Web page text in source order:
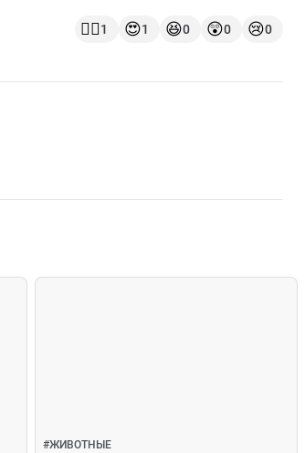
👍🏻1 😍1 😆0 😲0 😢0
#ЖИВОТНЫЕ